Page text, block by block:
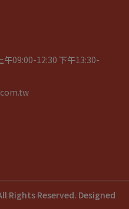
午09:00-12:30 下午13:30-
Rights Reserved. Designed